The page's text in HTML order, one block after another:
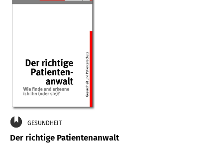
GESUNDHEIT
Der richtige Patientenanwalt